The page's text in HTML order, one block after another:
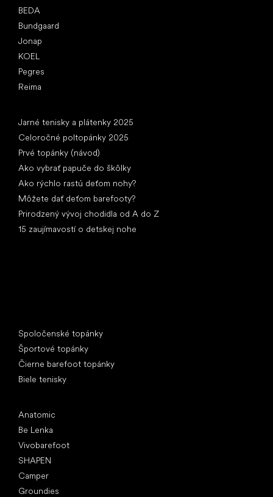
BEDA
Bundgaard
Jonap
KOEL
Pegres
Reima
Jarné tenisky a plátenky 2025
Celoročné poltopánky 2025
Prvé topánky (návod)
Ako vybrať papuče do škôlky
Ako rýchlo rastú deťom nohy?
Môžete dať deťom barefooty?
Prirodzený vývoj chodidla od A do Z
15 zaujímavostí o detskej nohe
Spoločenské topánky
Športové topánky
Čierne barefoot topánky
Biele tenisky
Anatomic
Be Lenka
Vivobarefoot
SHAPEN
Camper
Groundies